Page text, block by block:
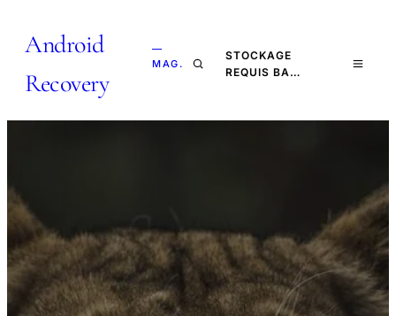
Android
Recovery
—
MAG.
STOCKAGE
REQUIS BA…